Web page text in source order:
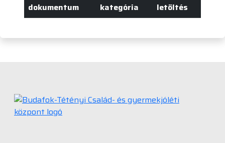
dokumentum kategória letöltés